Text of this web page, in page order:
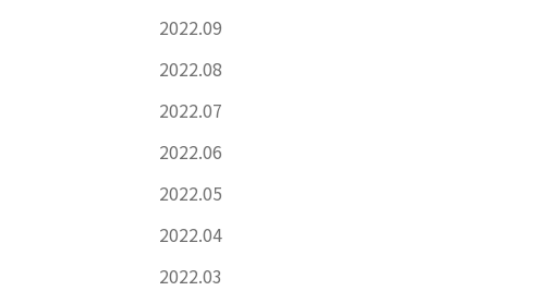
2022.09
2022.08
2022.07
2022.06
2022.05
2022.04
2022.03